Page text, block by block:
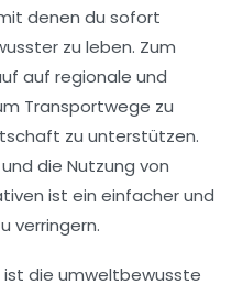
denen du sofort
zu leben. Zum
auf regionale und
Transportwege zu
zu unterstützen.
und die Nutzung von
ist ein einfacher und
verringern.
ist die umweltbewusste